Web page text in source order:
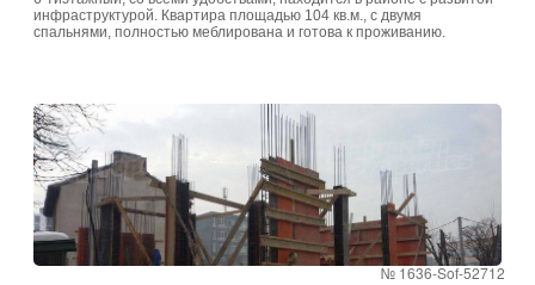
инфраструктурой. Квартира площадью 104 кв.м., с двумя
спальнями, полностью меблирована и готова к проживанию.
№ 1636-Sof-52712